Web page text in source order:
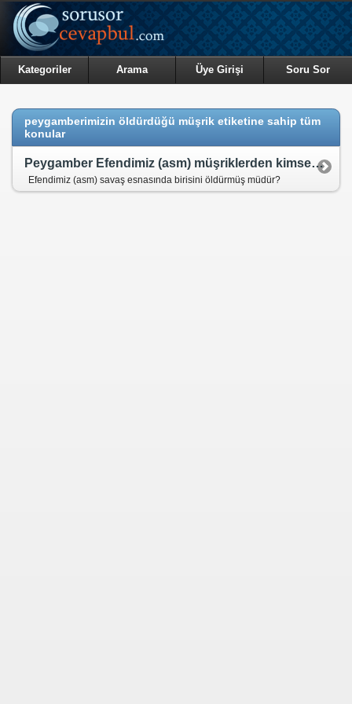
Kategoriler Arama Üye Girişi Soru Sor
peygamberimizin öldürdüğü müşrik etiketine sahip tüm
konular
Peygamber Efendimiz (asm) müşriklerden kimseyi öldürmüş müdür?
Efendimiz (asm) savaş esnasında birisini öldürmüş müdür?